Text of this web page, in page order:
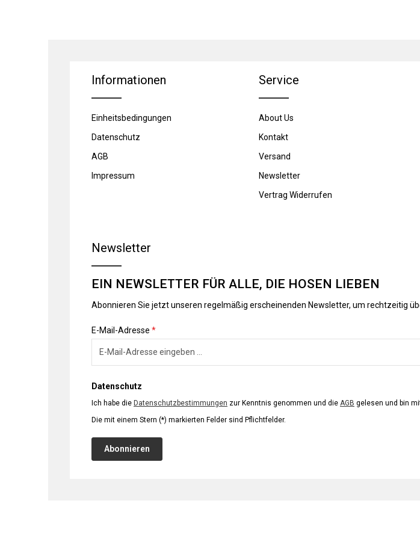
Informationen
Einheitsbedingungen
Datenschutz
AGB
Impressum
Service
About Us
Kontakt
Versand
Newsletter
Vertrag Widerrufen
Newsletter
EIN NEWSLETTER FÜR ALLE, DIE HOSEN LIEBEN
Abonnieren Sie jetzt unseren regelmäßig erscheinenden Newsletter, um rechtzeitig
E-Mail-Adresse *
Datenschutz
Ich habe die Datenschutzbestimmungen zur Kenntnis genommen und die AGB gelesen und bin
Die mit einem Stern (*) markierten Felder sind Pflichtfelder.
Abonnieren